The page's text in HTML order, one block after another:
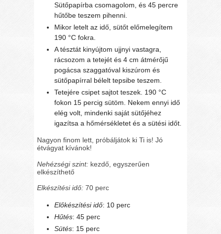
Sütőpapírba csomagolom, és 45 percre
hűtőbe teszem pihenni.
Mikor letelt az idő, sütőt előmelegítem
190 °C fokra.
A tésztát kinyújtom ujjnyi vastagra,
rácsozom a tetejét és 4 cm átmérőjű
pogácsa szaggatóval kiszúrom és
sütőpapírral bélelt tepsibe teszem.
Tetejére csipet sajtot teszek. 190 °C
fokon 15 percig sütöm. Nekem ennyi idő
elég volt, mindenki saját sütőjéhez
igazítsa a hőmérsékletet és a sütési időt.
Nagyon finom lett, próbáljátok ki Ti is! Jó
étvágyat kívánok!
Nehézségi szint: kezdő, egyszerűen
elkészíthető
Elkészítési idő: 70 perc
Előkészítési idő: 10 perc
Hűtés: 45 perc
Sütés: 15 perc